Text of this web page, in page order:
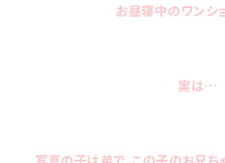
お昼寝中のワンシ
実は…